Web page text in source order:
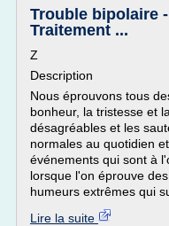
Trouble bipolaire
Traitement ...
Z
Description
Nous éprouvons tous
bonheur, la tristesse et
désagréables et les
normales au quotidien
événements qui sont à
lorsque l'on éprouve
humeurs extrêmes qui
Lire la suite